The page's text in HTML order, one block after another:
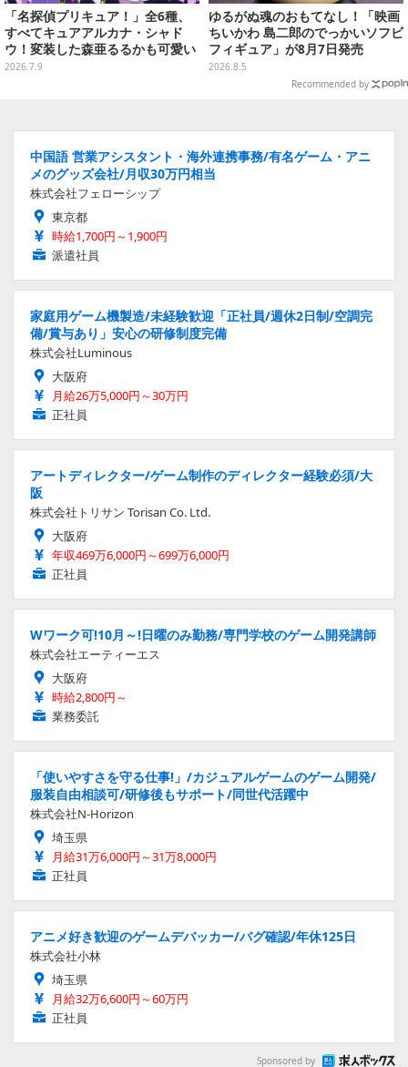
「名探偵プリキュア！」全6種、
すべてキュアアルカナ・シャド
ウ！変装した森亜るるかも可愛い
「ミニアクスタ」が7月中旬発売
2026.7.9
ゆるがぬ魂のおもてなし！「映画
ちいかわ 島二郎のでっかいソフビ
フィギュア」が8月7日発売
2026.8.5
Recommended by
中国語 営業アシスタント・海外連携事務/有名ゲーム・アニ
メのグッズ会社/月収30万円相当
株式会社フェローシップ
東京都
時給1,700円～1,900円
派遣社員
家庭用ゲーム機製造/未経験歓迎「正社員/週休2日制/空調完
備/賞与あり」安心の研修制度完備
株式会社Luminous
大阪府
月給26万5,000円～30万円
正社員
アートディレクター/ゲーム制作のディレクター経験必須/大
阪
株式会社トリサン Torisan Co. Ltd.
大阪府
年収469万6,000円～699万6,000円
正社員
Wワーク可!10月～!日曜のみ勤務/専門学校のゲーム開発講師
株式会社エーティーエス
大阪府
時給2,800円～
業務委託
「使いやすさを守る仕事!」/カジュアルゲームのゲーム開発/
服装自由相談可/研修後もサポート/同世代活躍中
株式会社N-Horizon
埼玉県
月給31万6,000円～31万8,000円
正社員
アニメ好き歓迎のゲームデバッカー/バグ確認/年休125日
株式会社小林
埼玉県
月給32万6,600円～60万円
正社員
Sponsored by